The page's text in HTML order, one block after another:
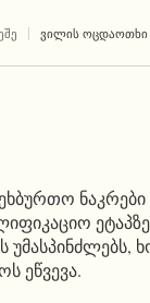
ᲕᲘᲚᲘᲡ ᲝᲪᲓᲐᲝᲗᲮᲘ
უმასპინძლებს,
ეწვევა.